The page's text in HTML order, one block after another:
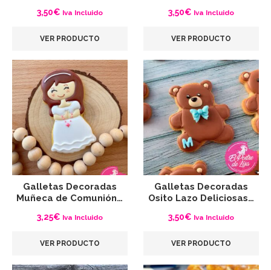
3,50€ Iva Incluido
VER PRODUCTO
3,50€ Iva Incluido
VER PRODUCTO
Galletas Decoradas
Muñeca de Comunión…
3,25€ Iva Incluido
VER PRODUCTO
Galletas Decoradas
Osito Lazo Deliciosas…
3,50€ Iva Incluido
VER PRODUCTO